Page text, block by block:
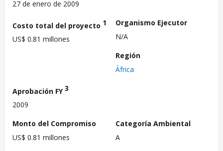
27 de enero de 2009
Costo total del proyecto 1
US$ 0.81 millones
Organismo Ejecutor
N/A
Región
África
Aprobación FY3
2009
Monto del Compromiso
US$ 0.81 millones
Categoría Ambiental
A